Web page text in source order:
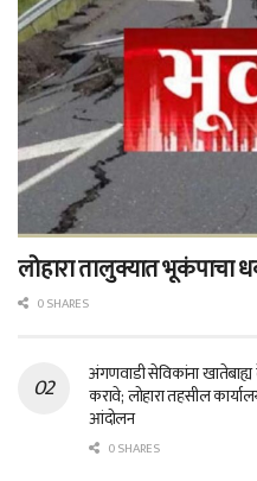
लोहारा तालुक्यात भूकंपाचा
0 SHARES
अंगणवाडी सेविकांना
करावे; लोहारा तहसील
आंदोलन
0 SHARES